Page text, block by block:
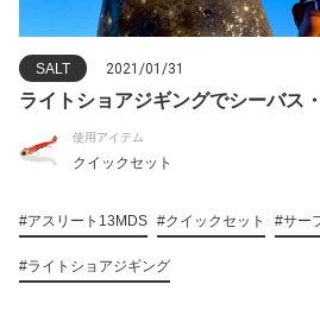
SALT 2021/01/31
ライトショアジギングでシーバス
使用アイテム
クイックセット
#アスリート13MDS #クイックセット #サー
#ライトショアジギング